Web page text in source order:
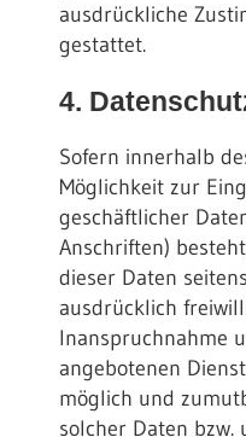
ausdrückliche
gestattet.
4.
Sofern innerhalb
Möglichkeit zur
geschäftlicher
Anschriften)
dieser Daten
ausdrücklich
Inanspruchnahme
angebotenen
möglich und
solcher Daten bzw.